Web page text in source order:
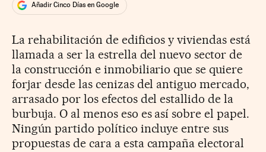
Añadir Cinco Días en Google
La rehabilitación de edificios y viviendas está
llamada a ser la estrella del nuevo sector de
la construcción e inmobiliario que se quiere
forjar desde las cenizas del antiguo mercado,
arrasado por los efectos del estallido de la
burbuja. O al menos eso es así sobre el papel.
Ningún partido político incluye entre sus
propuestas de cara a esta campaña electoral